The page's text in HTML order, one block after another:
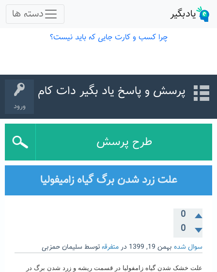
ورود
پرسش و پاسخ یاد بگیر دات کام
طرح پرسش
علت زرد شدن برگ گیاه زامیفولیا
0
0
سوال شده بهمن 19, 1399 درمتفرقهتوسط سلیمان حمزبی
علت خشک شدن گیاه زامفولیا در قسمت ریشه و زرد شدن برگ در